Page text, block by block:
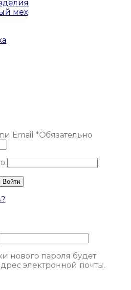
мех
Email *Обязательно
Войти
нового пароля будет
электронной почты.